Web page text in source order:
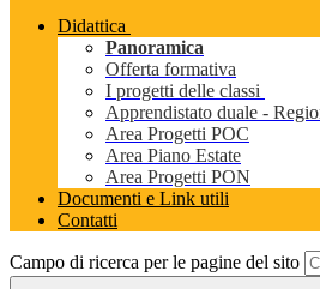
Didattica
Panoramica
Offerta formativa
I progetti delle classi
Apprendistato duale -
Area Progetti POC
Area Piano Estate
Area Progetti PON
Documenti e Link utili
Contatti
Campo di ricerca per le pagine del sito